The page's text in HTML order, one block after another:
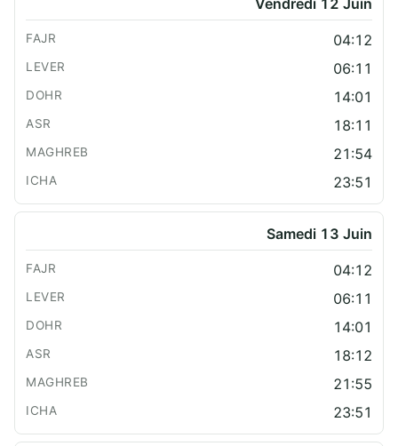
04:12
06:11
14:01
18:11
21:54
23:51
Samedi 13 Juin
04:12
06:11
14:01
18:12
21:55
23:51